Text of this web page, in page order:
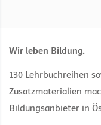
Wir leben Bildung.
130 Lehrbuchreihen
Zusatzmaterialien
Bildungsanbieter in